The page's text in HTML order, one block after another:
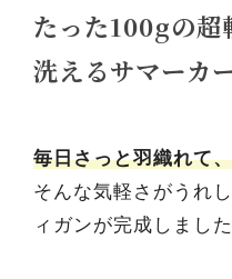
たった100gの超
洗えるサマーカ
毎日さっと羽織れて
そんな気軽さがうれ
ィガンが完成しました